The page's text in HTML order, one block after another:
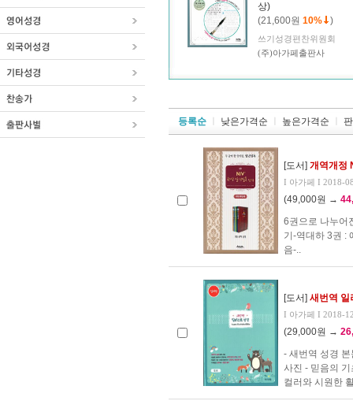
상)
(21,600원 10% )
쓰기성경편찬위원회
(주)아가페출판사
등록순 낮은가격순 높은가격순
[도서] 개역개정
I 아가페 I 2018-
(49,000원 →
6권으로 나누어
기-역대하 3권 :
음-..
[도서] 새번역 일
I 아가페 I 2018-
(29,000원 →
- 새번역 성경
사진 - 믿음의
컬러와 시원한